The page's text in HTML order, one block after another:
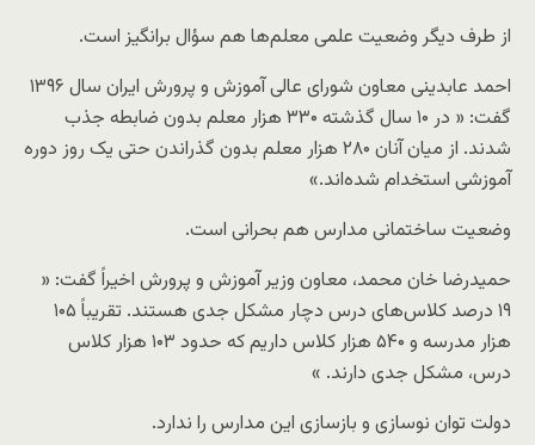
از طرف دیگر وضعیت علمی معلم‌ها هم سؤال برانگیز است.
احمد عابدینی معاون شورای عالی آموزش و پرورش ایران سال ۱۳۹۶
گفت: « در ۱۰ سال گذشته ۳۳۰ هزار معلم بدون ضابطه جذب
شدند. از میان آنان ۲۸۰ هزار معلم بدون گذراندن حتی یک روز دوره
آموزشی استخدام شده‌اند.»
وضعیت ساختمانی مدارس هم بحرانی است.
حمیدرضا خان محمد، معاون وزیر آموزش و پرورش اخیراً گفت: «
۱۹ درصد کلاس‌های درس دچار مشکل جدی هستند. تقریباً ۱۰۵
هزار مدرسه و ۵۴۰ هزار کلاس داریم که حدود ۱۰۳ هزار کلاس
درس، مشکل جدی دارند. »
دولت توان نوسازی و بازسازی این مدارس را ندارد.